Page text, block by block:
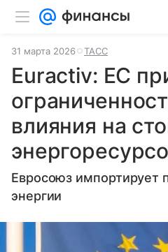
31 марта 2026 ТАСС
Euractiv: ЕС
влияния на
Евросоюз импортирует
энергии